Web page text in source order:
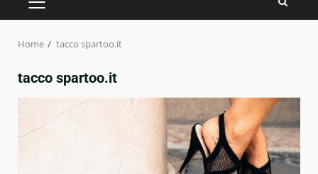
PRIMARY
MENU
Home tacco spartoo.it
tacco spartoo.it